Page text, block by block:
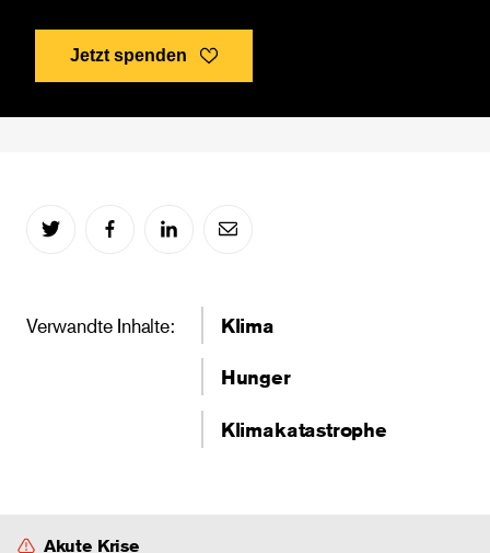
Jetzt spenden
Verwandte Inhalte: Klima
Hunger
Klimakatastrophe
Akute Krise